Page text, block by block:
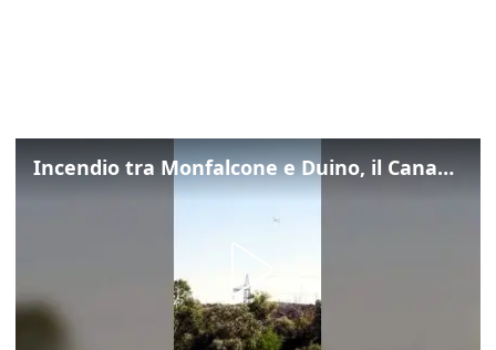
Incendio tra Monfalcone e Duino, il Canadair in azione per fermare le fiamme sul fronte dell’A4